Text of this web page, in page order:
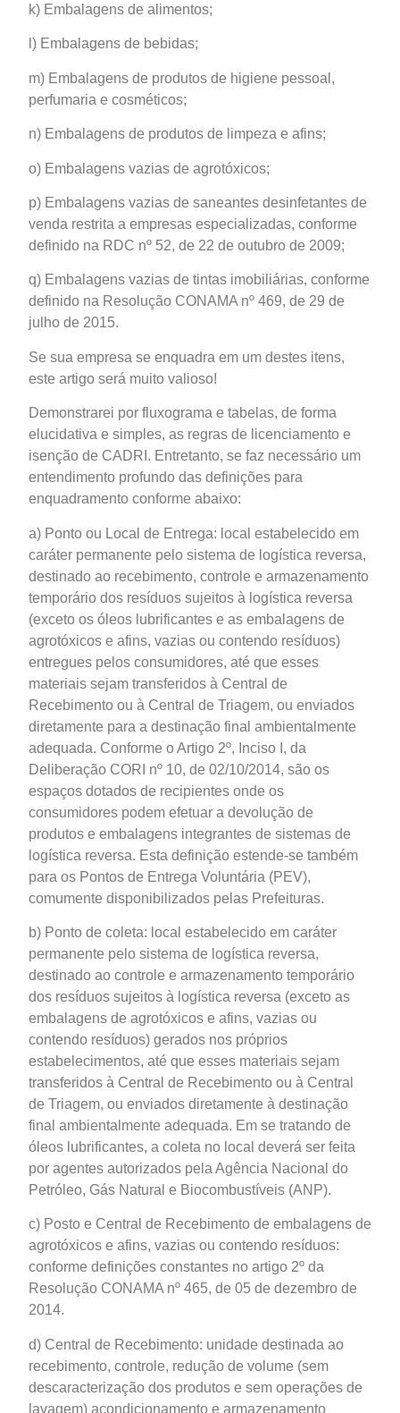
k) Embalagens de alimentos;
l) Embalagens de bebidas;
m) Embalagens de produtos de higiene pessoal,
perfumaria e cosméticos;
n) Embalagens de produtos de limpeza e afins;
o) Embalagens vazias de agrotóxicos;
p) Embalagens vazias de saneantes desinfetantes de
venda restrita a empresas especializadas, conforme
definido na RDC nº 52, de 22 de outubro de 2009;
q) Embalagens vazias de tintas imobiliárias, conforme
definido na Resolução CONAMA nº 469, de 29 de
julho de 2015.
Se sua empresa se enquadra em um destes itens,
este artigo será muito valioso!
Demonstrarei por fluxograma e tabelas, de forma
elucidativa e simples, as regras de licenciamento e
isenção de CADRI. Entretanto, se faz necessário um
entendimento profundo das definições para
enquadramento conforme abaixo:
a) Ponto ou Local de Entrega: local estabelecido em
caráter permanente pelo sistema de logística reversa,
destinado ao recebimento, controle e armazenamento
temporário dos resíduos sujeitos à logística reversa
(exceto os óleos lubrificantes e as embalagens de
agrotóxicos e afins, vazias ou contendo resíduos)
entregues pelos consumidores, até que esses
materiais sejam transferidos à Central de
Recebimento ou à Central de Triagem, ou enviados
diretamente para a destinação final ambientalmente
adequada. Conforme o Artigo 2º, Inciso I, da
Deliberação CORI nº 10, de 02/10/2014, são os
espaços dotados de recipientes onde os
consumidores podem efetuar a devolução de
produtos e embalagens integrantes de sistemas de
logística reversa. Esta definição estende-se também
para os Pontos de Entrega Voluntária (PEV),
comumente disponibilizados pelas Prefeituras.
b) Ponto de coleta: local estabelecido em caráter
permanente pelo sistema de logística reversa,
destinado ao controle e armazenamento temporário
dos resíduos sujeitos à logística reversa (exceto as
embalagens de agrotóxicos e afins, vazias ou
contendo resíduos) gerados nos próprios
estabelecimentos, até que esses materiais sejam
transferidos à Central de Recebimento ou à Central
de Triagem, ou enviados diretamente à destinação
final ambientalmente adequada. Em se tratando de
óleos lubrificantes, a coleta no local deverá ser feita
por agentes autorizados pela Agência Nacional do
Petróleo, Gás Natural e Biocombustíveis (ANP).
c) Posto e Central de Recebimento de embalagens de
agrotóxicos e afins, vazias ou contendo resíduos:
conforme definições constantes no artigo 2º da
Resolução CONAMA nº 465, de 05 de dezembro de
2014.
d) Central de Recebimento: unidade destinada ao
recebimento, controle, redução de volume (sem
descaracterização dos produtos e sem operações de
lavagem) acondicionamento e armazenamento